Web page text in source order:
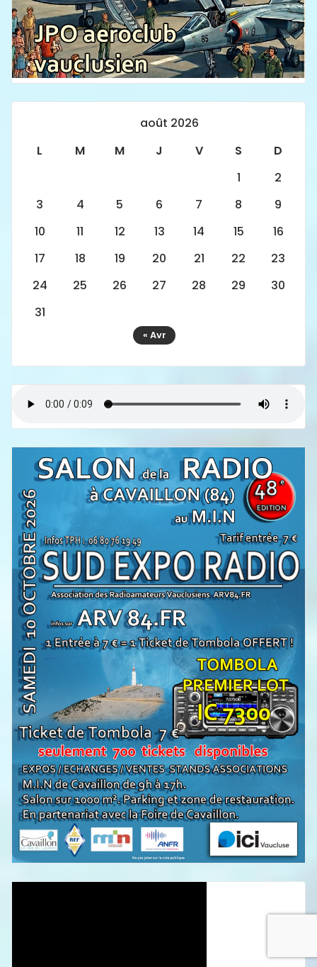
août 2026
L
M M J V S
D
1
2
3
4 5 6 7 8
9
10
11 12 13 14 15
16
17
18 19 20 21 22
23
24
25 26 27 28 29
30
31
« Avr